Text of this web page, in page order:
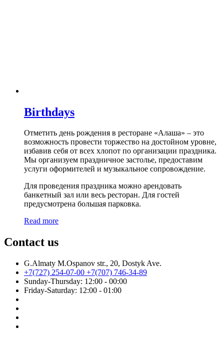
Birthdays
Отметить день рождения в ресторане «Алаша» – это
возможность провести торжество на достойном уровне,
избавив себя от всех хлопот по организации праздника.
Мы организуем праздничное застолье, предоставим
услуги оформителей и музыкальное сопровождение.
Для проведения праздника можно арендовать
банкетный зал или весь ресторан. Для гостей
предусмотрена большая парковка.
Read more
Contact us
G.Almaty M.Ospanov str., 20, Dostyk Ave.
+7(727) 254-07-00 +7(707) 746-34-89
Sunday-Thursday: 12:00 - 00:00
Friday-Saturday: 12:00 - 01:00